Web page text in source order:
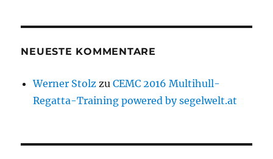
NEUESTE KOMMENTARE
Werner Stolz zuCEMC 2016 Multihull-
Regatta-Training powered by segelwelt.at